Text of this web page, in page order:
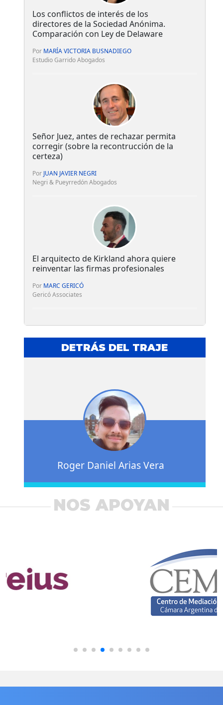
Los conflictos de interés de los
directores de la Sociedad Anónima.
Comparación con Ley de Delaware
Por MARÍA VICTORIA BUSNADIEGO
Estudio Garrido Abogados
Señor Juez, antes de rechazar permita
corregir (sobre la recontrucción de la
certeza)
Por JUAN JAVIER NEGRI
Negri & Pueyrredón Abogados
El arquitecto de Kirkland ahora quiere
reinventar las firmas profesionales
Por MARC GERICÓ
Gericó Associates
DETRÁS DEL TRAJE
Roger Daniel Arias Vera
NOS APOYAN